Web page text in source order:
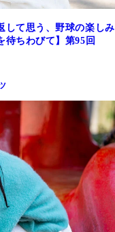
して思う、野球の楽しみ
待ちわびて】第95回